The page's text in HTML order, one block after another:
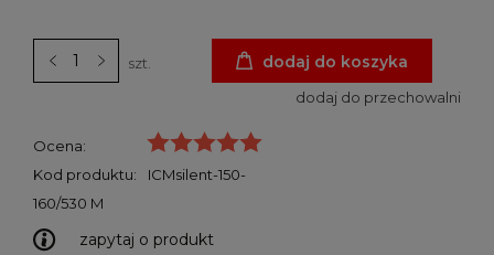
szt. dodaj do koszyka
dodaj do przechowalni
Ocena:
Kod produktu:
ICMsilent-150-
160/530 M
zapytaj o produkt